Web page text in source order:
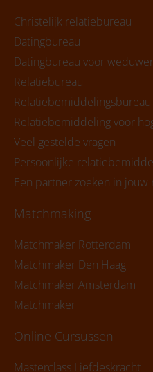
Christelijk relatiebureau
Datingbureau
Datingbureau voor
Relatiebureau
Relatiebemiddelingsbureau
Relatiebemiddeling voor
Veel gestelde vragen
Persoonlijke
Een partner zoeken in jouw
Matchmaking
Matchmaker Rotterdam
Matchmaker Den Haag
Matchmaker Amsterdam
Matchmaker
Online Cursussen
Masterclass Liefdeskracht